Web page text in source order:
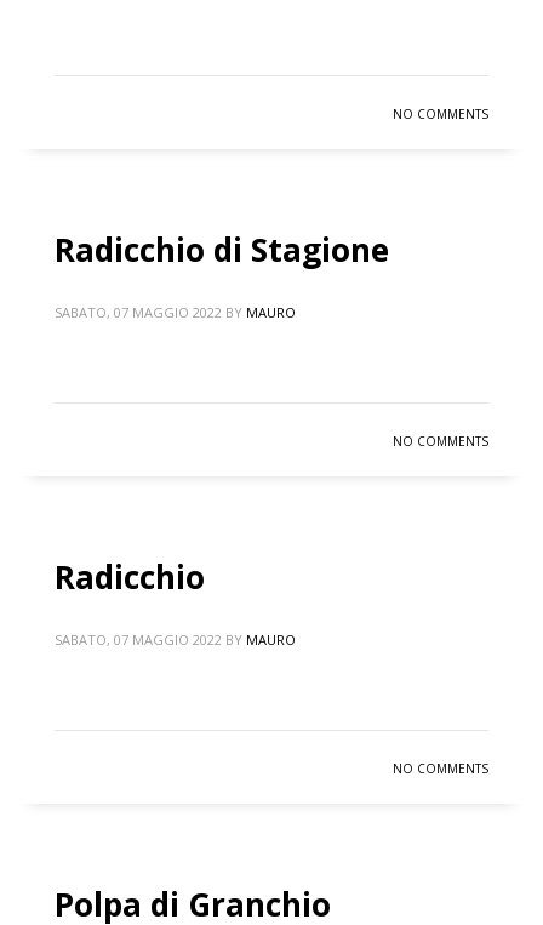
NO COMMENTS
Radicchio di Stagione
SABATO, 07 MAGGIO 2022 BY MAURO
NO COMMENTS
Radicchio
SABATO, 07 MAGGIO 2022 BY MAURO
NO COMMENTS
Polpa di Granchio